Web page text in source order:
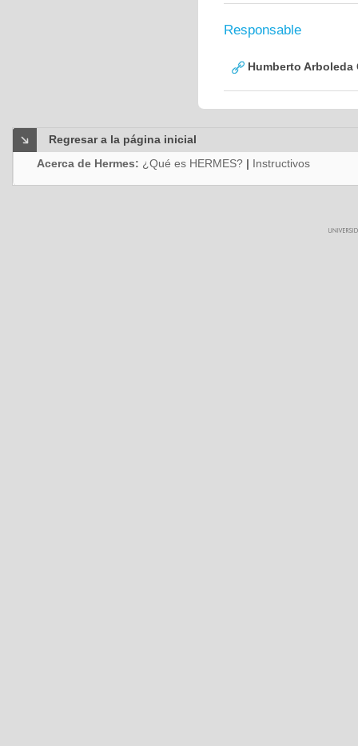
Responsable
Humberto Arboleda
Regresar a la página inicial
Acerca de Hermes: ¿Qué es HERMES? | Instructivos